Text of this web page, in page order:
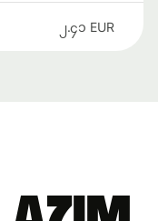
၂.၄၁ EUR